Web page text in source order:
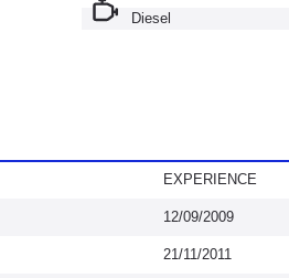
Diesel
EXPERIENCE
12/09/2009
21/11/2011